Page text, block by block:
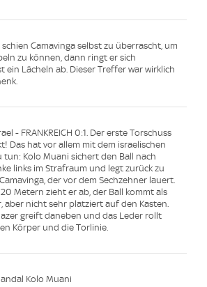
Camavinga selbst zu überrascht, um
zu können, dann ringt er sich
ein Lächeln ab. Dieser Treffer war wirklich
- FRANKREICH 0:1. Der erste Torschuss
Das hat vor allem mit dem israelischen
tun: Kolo Muani sichert den Ball nach
links im Strafraum und legt zurück zu
der vor dem Sechzehner lauert.
Metern zieht er ab, der Ball kommt als
aber nicht sehr platziert auf den Kasten.
greift daneben und das Leder rollt
Körper und die Torlinie.
Kolo Muani